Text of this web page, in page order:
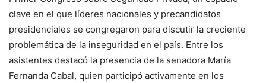
clave en el que líderes nacionales y precandidatos
presidenciales se congregaron para discutir la creciente
problemática de la inseguridad en el país. Entre los
asistentes destacó la presencia de la senadora María
Fernanda Cabal, quien participó activamente en los